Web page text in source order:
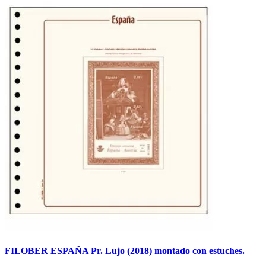
FILOBER ESPAÑA Pr. Lujo (2018) montado con estuches.